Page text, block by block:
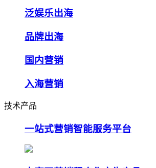
泛娱乐出海
品牌出海
国内营销
入海营销
技术产品
一站式营销智能服务平台